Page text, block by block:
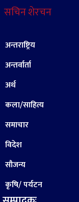
सचिन शेरचन
अन्तराष्ट्रिय
अन्तर्वार्ता
अर्थ
कला/साहित्य
समाचार
विदेश
सौजन्य
कृषि/ पर्यटन